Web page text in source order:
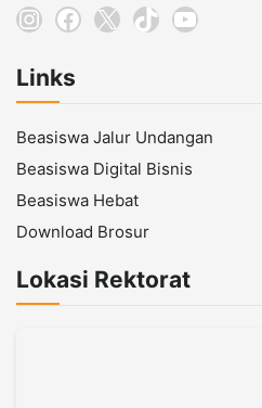
Instagram
Facebook
X TikTokYouTube
Links
Beasiswa Jalur Undangan
Beasiswa Digital Bisnis
Beasiswa Hebat
Download Brosur
Lokasi Rektorat